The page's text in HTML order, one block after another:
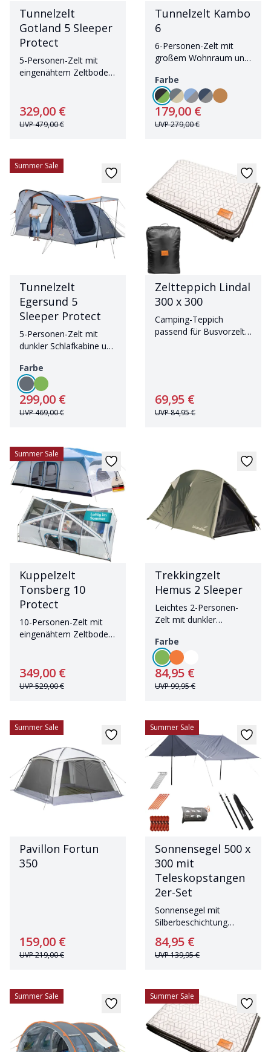
Tunnelzelt
Gotland 5 Sleeper
Protect
5-Personen-Zelt mit
eingenähtem Zeltboden
329,00 €
UVP479,00 €
Tunnelzelt Kambo
6
6-Personen-Zelt mit
großem Wohnraum und
Farbe
179,00 €
UVP279,00 €
Summer Sale
Tunnelzelt
Egersund 5
Sleeper Protect
5-Personen-Zelt mit
dunkler Schlafkabine und
Farbe
299,00 €
UVP469,00 €
Zeltteppich Lindal
300 x 300
Camping-Teppich
passend für Busvorzelt
69,95 €
UVP84,95 €
Summer Sale
Kuppelzelt
Tonsberg 10
Protect
10-Personen-Zelt mit
eingenähtem Zeltboden
349,00 €
UVP529,00 €
Trekkingzelt
Hemus 2 Sleeper
Leichtes 2-Personen-
Zelt mit dunkler
Farbe
84,95 €
UVP99,95 €
Summer Sale
Pavillon Fortun
350
159,00 €
UVP219,00 €
Summer Sale
Sonnensegel 500 x
300 mit
Teleskopstangen
2er-Set
Sonnensegel mit
Silberbeschichtung
Teleskopstangen
84,95 €
UVP139,95 €
Summer Sale Summer Sale